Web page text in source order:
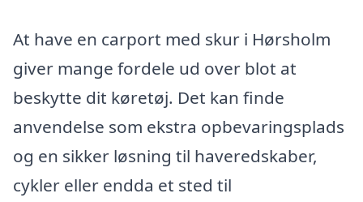
At have en carport med skur i Hørsholm
giver mange fordele ud over blot at
beskytte dit køretøj. Det kan finde
anvendelse som ekstra opbevaringsplads
og en sikker løsning til haveredskaber,
cykler eller endda et sted til